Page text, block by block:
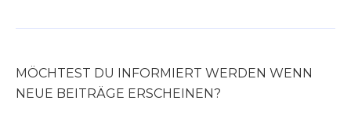
opens
new
window
opens
new
window
MÖCHTEST DU INFORMIERT WERDEN WENN
NEUE BEITRÄGE ERSCHEINEN?